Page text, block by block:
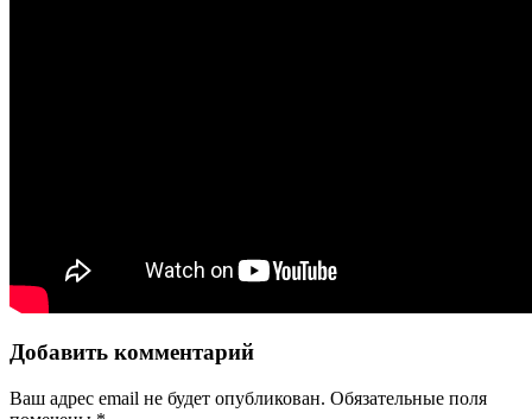
Добавить комментарий
Ваш адрес email не будет опубликован. Обязательные поля